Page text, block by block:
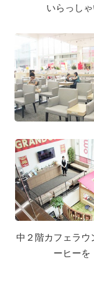
いらっし
中２階カフェラウ
ーヒーを